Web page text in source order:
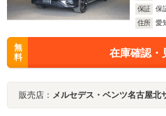
保証
保
住所
愛
無
料
在庫確認・
販売店： メルセデス・ベンツ名古屋北